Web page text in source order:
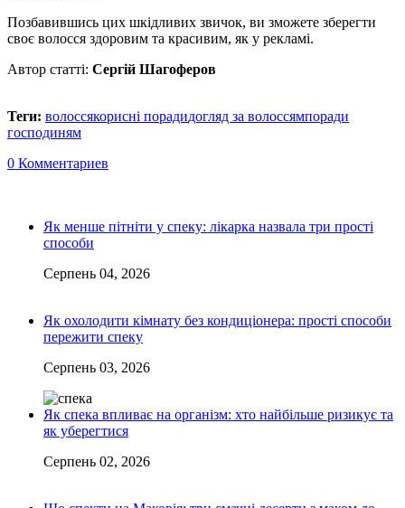
Позбавившись цих шкідливих звичок, ви зможете зберегти
своє волосся здоровим та красивим, як у рекламі.
Автор статті: Сергій Шагоферов
Теги: волоссякорисні порадидогляд за волоссямпоради
господиням
0 Комментариев
Як менше пітніти у спеку: лікарка назвала три прості
способи
Серпень 04, 2026
Як охолодити кімнату без кондиціонера: прості способи
пережити спеку
Серпень 03, 2026
Як спека впливає на організм: хто найбільше ризикує та
як уберегтися
Серпень 02, 2026